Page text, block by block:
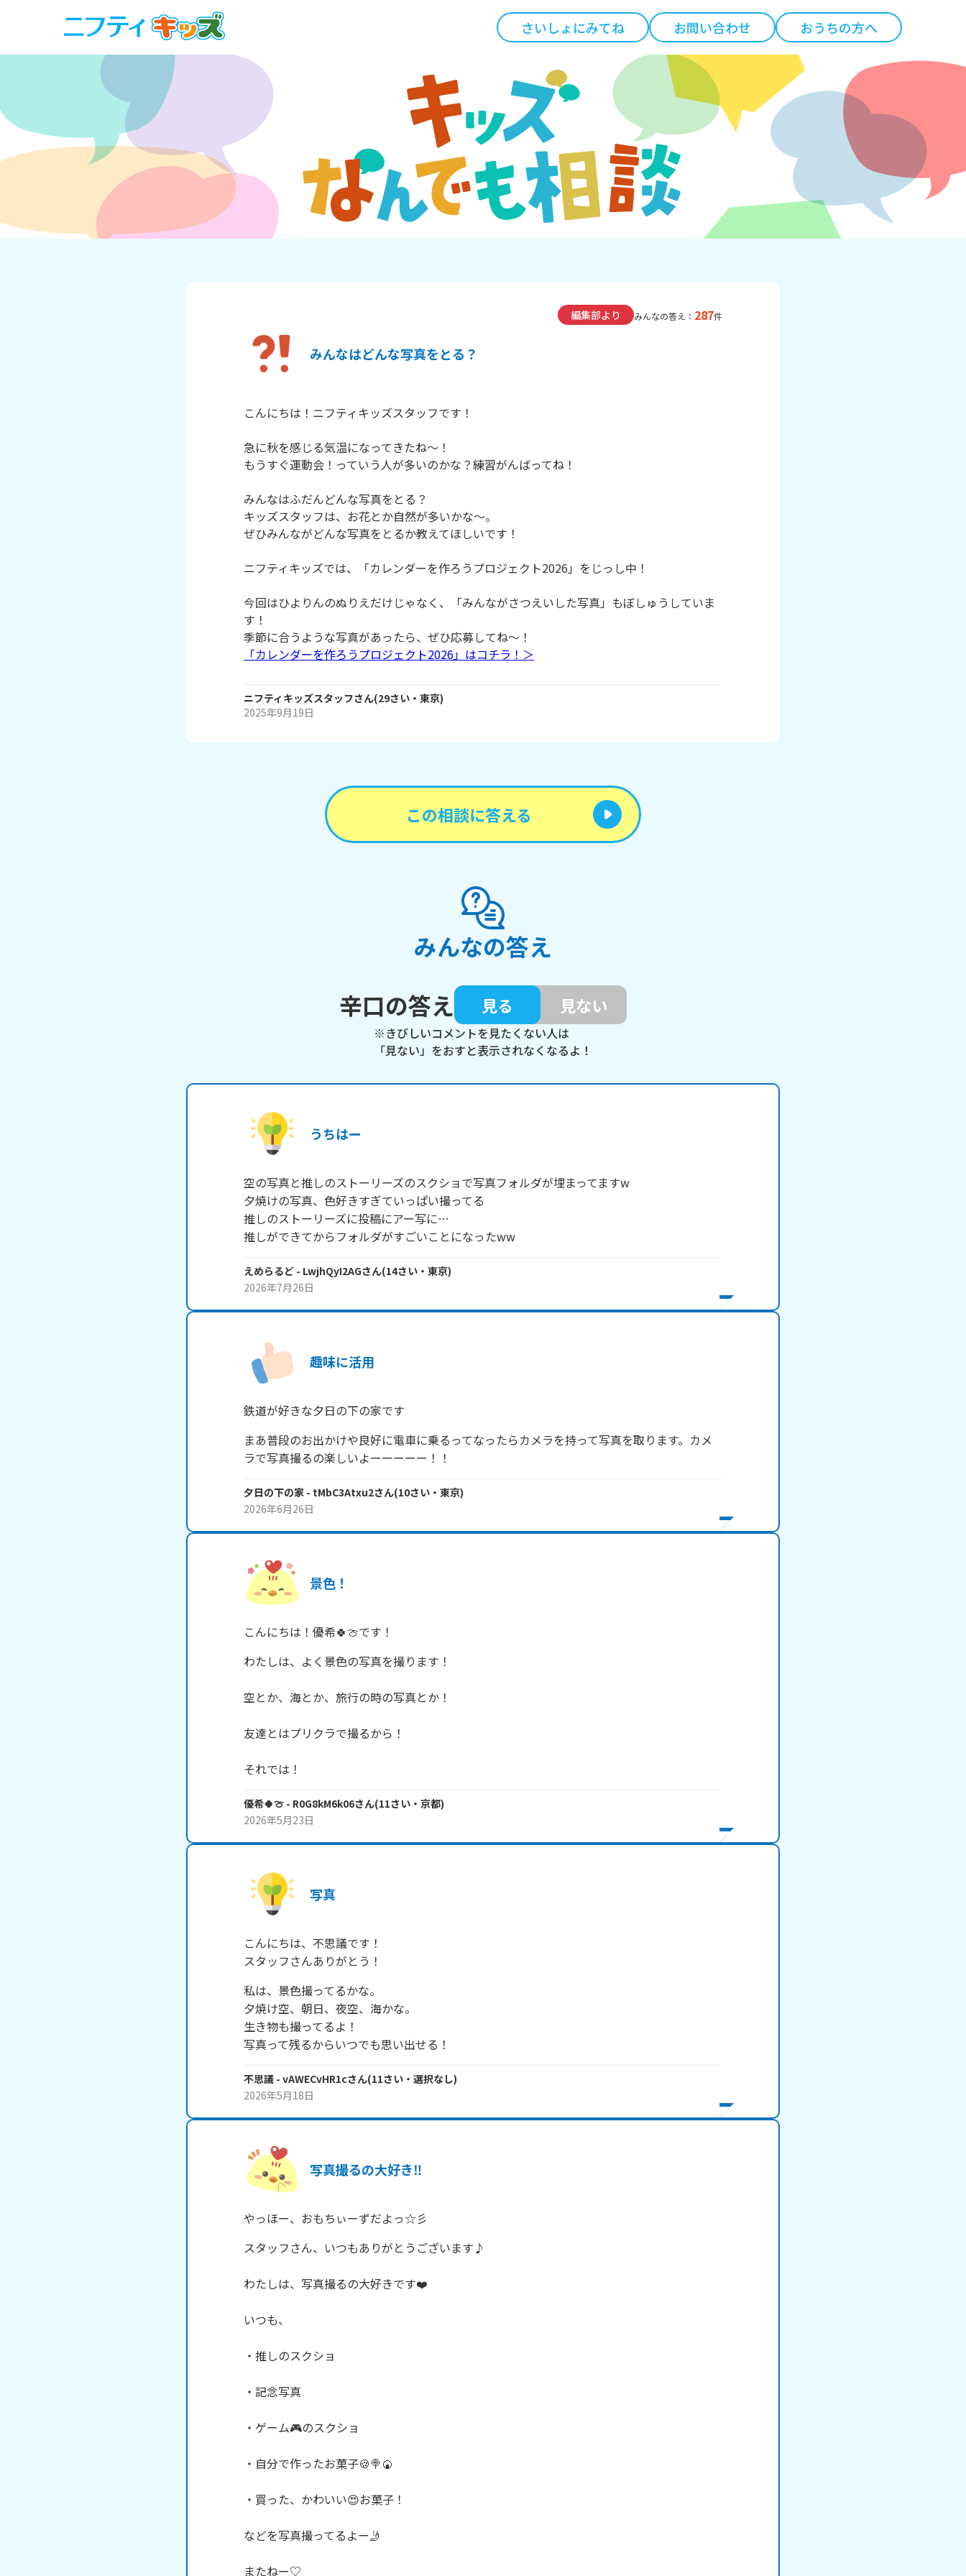
さいしょにみてね お問い合わせ おうちの方へ
編集部より みんなの答え： 287件
みんなはどんな写真をとる？
こんにちは！ニフティキッズスタッフです！
急に秋を感じる気温になってきたね～！
もうすぐ運動会！っていう人が多いのかな？練習がんばってね！
みんなはふだんどんな写真をとる？
キッズスタッフは、お花とか自然が多いかな～。
ぜひみんながどんな写真をとるか教えてほしいです！
ニフティキッズでは、「カレンダーを作ろうプロジェクト2026」をじっし中！
今回はひよりんのぬりえだけじゃなく、「みんながさつえいした写真」もぼしゅうしていま
す！
季節に合うような写真があったら、ぜひ応募してね～！
「カレンダーを作ろうプロジェクト2026」はコチラ！＞
ニフティキッズスタッフさん(29さい・ 東京)
2025年9月19日
この相談に答える
みんなの答え
辛口の答え
見る 見ない
※きびしいコメントを見たくない人は
「見ない」をおすと表示されなくなるよ！
うちはー
空の写真と推しのストーリーズのスクショで写真フォルダが埋まってますw
夕焼けの写真、色好きすぎていっぱい撮ってる
推しのストーリーズに投稿にアー写に…
推しができてからフォルダがすごいことになったww
えめらるど - LwjhQyI2AGさん(14さい・ 東京)
2026年7月26日
趣味に活用
鉄道が好きな夕日の下の家です
まあ普段のお出かけや良好に電車に乗るってなったらカメラを持って写真を取ります。カメ
ラで写真撮るの楽しいよーーーーー！！
夕日の下の家 - tMbC3Atxu2さん(10さい・ 東京)
2026年6月26日
景色！
こんにちは！優希🍀🍈です！
わたしは、よく景色の写真を撮ります！
空とか、海とか、旅行の時の写真とか！
友達とはプリクラで撮るから！
それでは！
優希🍀🍈 - R0G8kM6k06さん(11さい・ 京都)
2026年5月23日
写真
こんにちは、不思議です！
スタッフさんありがとう！
私は、景色撮ってるかな。
夕焼け空、朝日、夜空、海かな。
生き物も撮ってるよ！
写真って残るからいつでも思い出せる！
不思議 - vAWECvHR1cさん(11さい・ 選択なし)
2026年5月18日
写真撮るの大好き‼️
やっほー、おもちぃーずだよっ☆彡
スタッフさん、いつもありがとうございます♪
わたしは、写真撮るの大好きです❤️
いつも、
・推しのスクショ
・記念写真
・ゲーム🎮のスクショ
・自分で作ったお菓子🍪🍭🍘
・買った、かわいい😍お菓子！
などを写真撮ってるよー🤳
またねー♡